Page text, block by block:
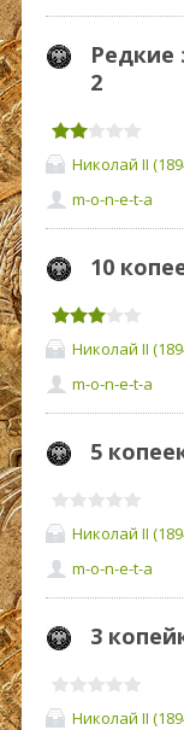
2
Николай II
m-o-n-e-t-a
10
Николай II
m-o-n-e-t-a
5
Николай II
m-o-n-e-t-a
3
Николай II